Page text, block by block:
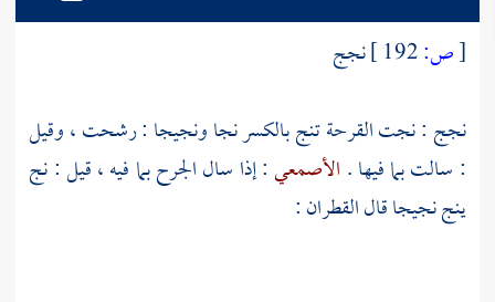
[ص:
نجج
نجج : نجت القرحة تنج بالكسر نجا ونجيجا : رشحت ، وقيل
: سالت بما فيها . الأصمعي: إذا سال الجرح بما فيه ، قيل : نج
ينج نجيجا قالالقطران: